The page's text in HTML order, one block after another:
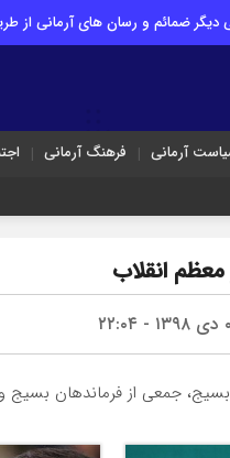
دیگر ضمائم و رسان های آرمانی از
آرمانی فرهنگ آرمانی
انقلاب
بسیج و بسیجیان سراسر کشور، صبح امروز